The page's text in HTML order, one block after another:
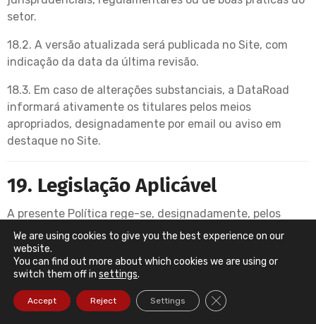
setor.
18.2. A versão atualizada será publicada no Site, com
indicação da data da última revisão.
18.3. Em caso de alterações substanciais, a DataRoad
informará ativamente os titulares pelos meios
apropriados, designadamente por email ou aviso em
destaque no Site.
19. Legislação Aplicável
A presente Política rege-se, designadamente, pelos
seguintes diplomas:
Regulamento (UE) 2016/679, do Parlamento Europeu
e do Conselho, de 27 de abril de 2016 (RGPD);
Lei n.º 58/2019, de 8 de agosto, que assegura a
execução do RGPD na ordem jurídica portuguesa;
We are using cookies to give you the best experience on our
website.
You can find out more about which cookies we are using or
switch them off in settings.
Accept Reject Settings Close GDPR Cookie